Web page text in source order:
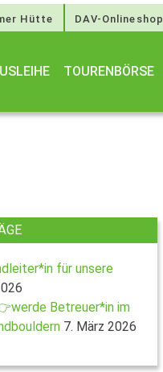
Hütte DAV-Onlineshop
TOURENBÖRSE
für unsere
Betreuer*in im
7. März 2026